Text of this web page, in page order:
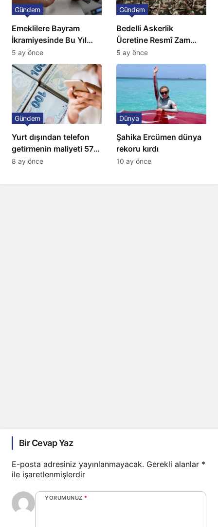
Emeklilere Bayram
İkramiyesinde Bu Yıl
Artış Gelmeyecek
Gündem
5 ay önce
Bedelli Askerlik
Ücretine Resmî Zam
Geliyor
Gündem
5 ay önce
Yurt dışından telefon
getirmenin maliyeti 57
bin lira oldu
Gündem
8 ay önce
Şahika Ercümen dünya
rekoru kırdı
Dünya
10 ay önce
Bir Cevap Yaz
E-posta adresiniz yayınlanmayacak. Gerekli alanlar *
ile işaretlenmişlerdir
YORUMUNUZ *